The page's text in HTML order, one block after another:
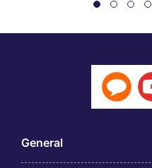
General